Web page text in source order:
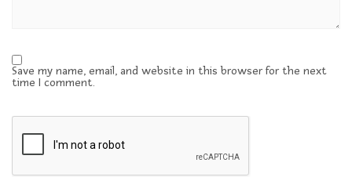
Save my name, email, and website in this browser for the next
time I comment.